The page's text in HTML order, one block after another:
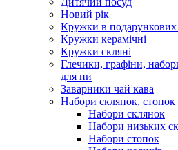
Новий рік
Кружки в подарункових
Кружки керамічні
Кружки скляні
Глечики, графіни,
для пи
Заварники чай кава
Набори склянок, стопок
Набори склянок
Набори низьких
Набори стопок